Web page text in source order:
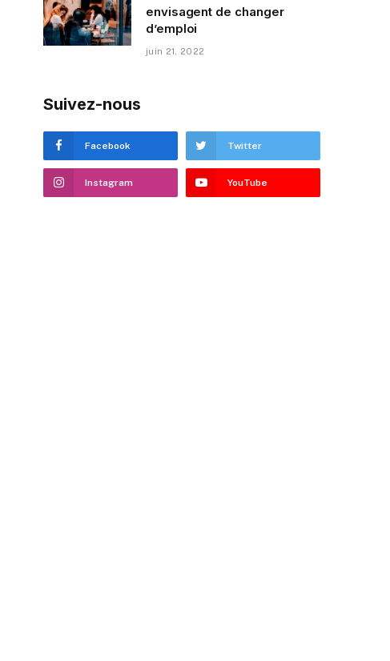
envisagent de changer
d’emploi
juin 21, 2022
Suivez-nous
Facebook Twitter
Instagram YouTube